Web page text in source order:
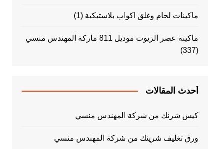
ماكينات لحام وغلق اكواب بلاستيكية (1)
ماكينة عصر الزيوت موديل 811 ماركة المهندس منسي
(337)
أحدث المقالات
كيس شرنك من شركة المهندس منسي
ورق تغليف شرينك من شركة المهندس منسي